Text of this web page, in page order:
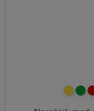
żółty